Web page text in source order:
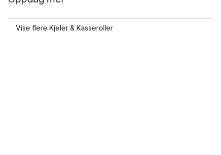
Vise flere Kjeler & Kasseroller